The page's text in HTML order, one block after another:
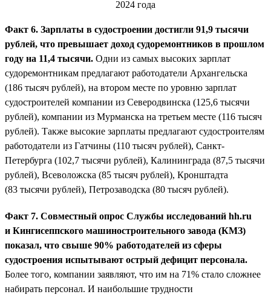
Факт 6. Зарплаты в судостроении достигли 91,9 тысячи
рублей, что превышает доход судоремонтников в прошлом
году на 11,4 тысячи. Одни из самых высоких зарплат
судоремонтникам предлагают работодатели Архангельска
(186 тысяч рублей), на втором месте по уровню зарплат
судостроителей компании из Северодвинска (125,6 тысячи
рублей), компании из Мурманска на третьем месте (116 тысяч
рублей). Также высокие зарплаты предлагают судостроителям
работодатели из Гатчины (110 тысяч рублей), Санкт-
Петербурга (102,7 тысячи рублей), Калининграда (87,5 тысячи
рублей), Всеволожска (85 тысяч рублей), Кронштадта
(83 тысячи рублей), Петрозаводска (80 тысяч рублей).
Факт 7. Совместный опрос Службы исследований hh.ru
и Кингисеппского машиностроительного завода (КМЗ)
показал, что свыше 90% работодателей из сферы
судостроения испытывают острый дефицит персонала.
Более того, компании заявляют, что им на 71% стало сложнее
набирать персонал. И наибольшие трудности